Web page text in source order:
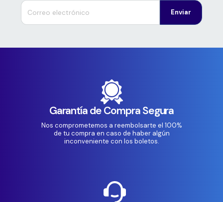
Enviar
Garantía de Compra Segura
Nos comprometemos a reembolsarte el 100%
de tu compra en caso de haber algún
inconveniente con los boletos.